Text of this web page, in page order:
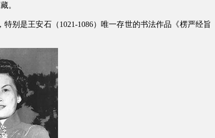
。
别是王安石（1021-1086）唯一存世的书法作品《楞严经旨